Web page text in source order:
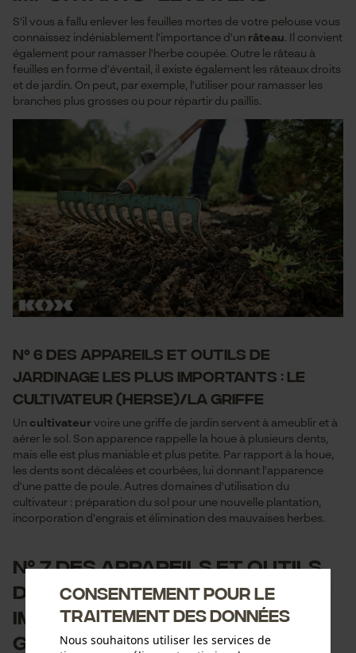
S’il vous a fallu enlever les feuilles mortes de votre pelouse vous
connaissez indéniablement l'importance d'un râteau. Il convient
également pour ramasser l'herbe coupée. Outre le râteau à
feuilles en forme d'éventail, il existe également les râteaux droits
et de jardin. On peut, par exemple, l'utiliser pour ramasser les
branches plus grosses ou pour répartir du paillis.
N° 6 des appareils et outils de
jardinage les plus importants : le
cultivateur (herse)/la griffe
Un cultivateur voire une griffe de jardin servent à ameublir et à
aérer le sol. Son apparence rappelle la houe à plusieurs dents,
mais elle est plus maniable et plus petite. Par rapport à la houe,
les dents sont décalées et courbées, lui donnant l'apparence
d'une patte de poule. Autres domaines d'utilisation du
cultivateur : préparation du sol pour une nouvelle plantation,
incorporation d'engrais et élimination des mauvaises herbes.
N° 7 des appareils et outils
de jardinage les plus
importants : la tondeuse à
gazon
Consentement pour le
traitement des données
Nous souhaitons utiliser les services de